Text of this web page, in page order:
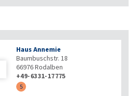
Haus Annemie
Baumbuschstr. 18
66976Rodalben
+49-6331-17775
5